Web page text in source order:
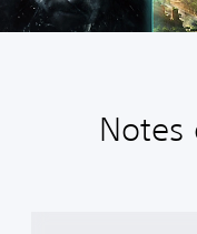
Notes